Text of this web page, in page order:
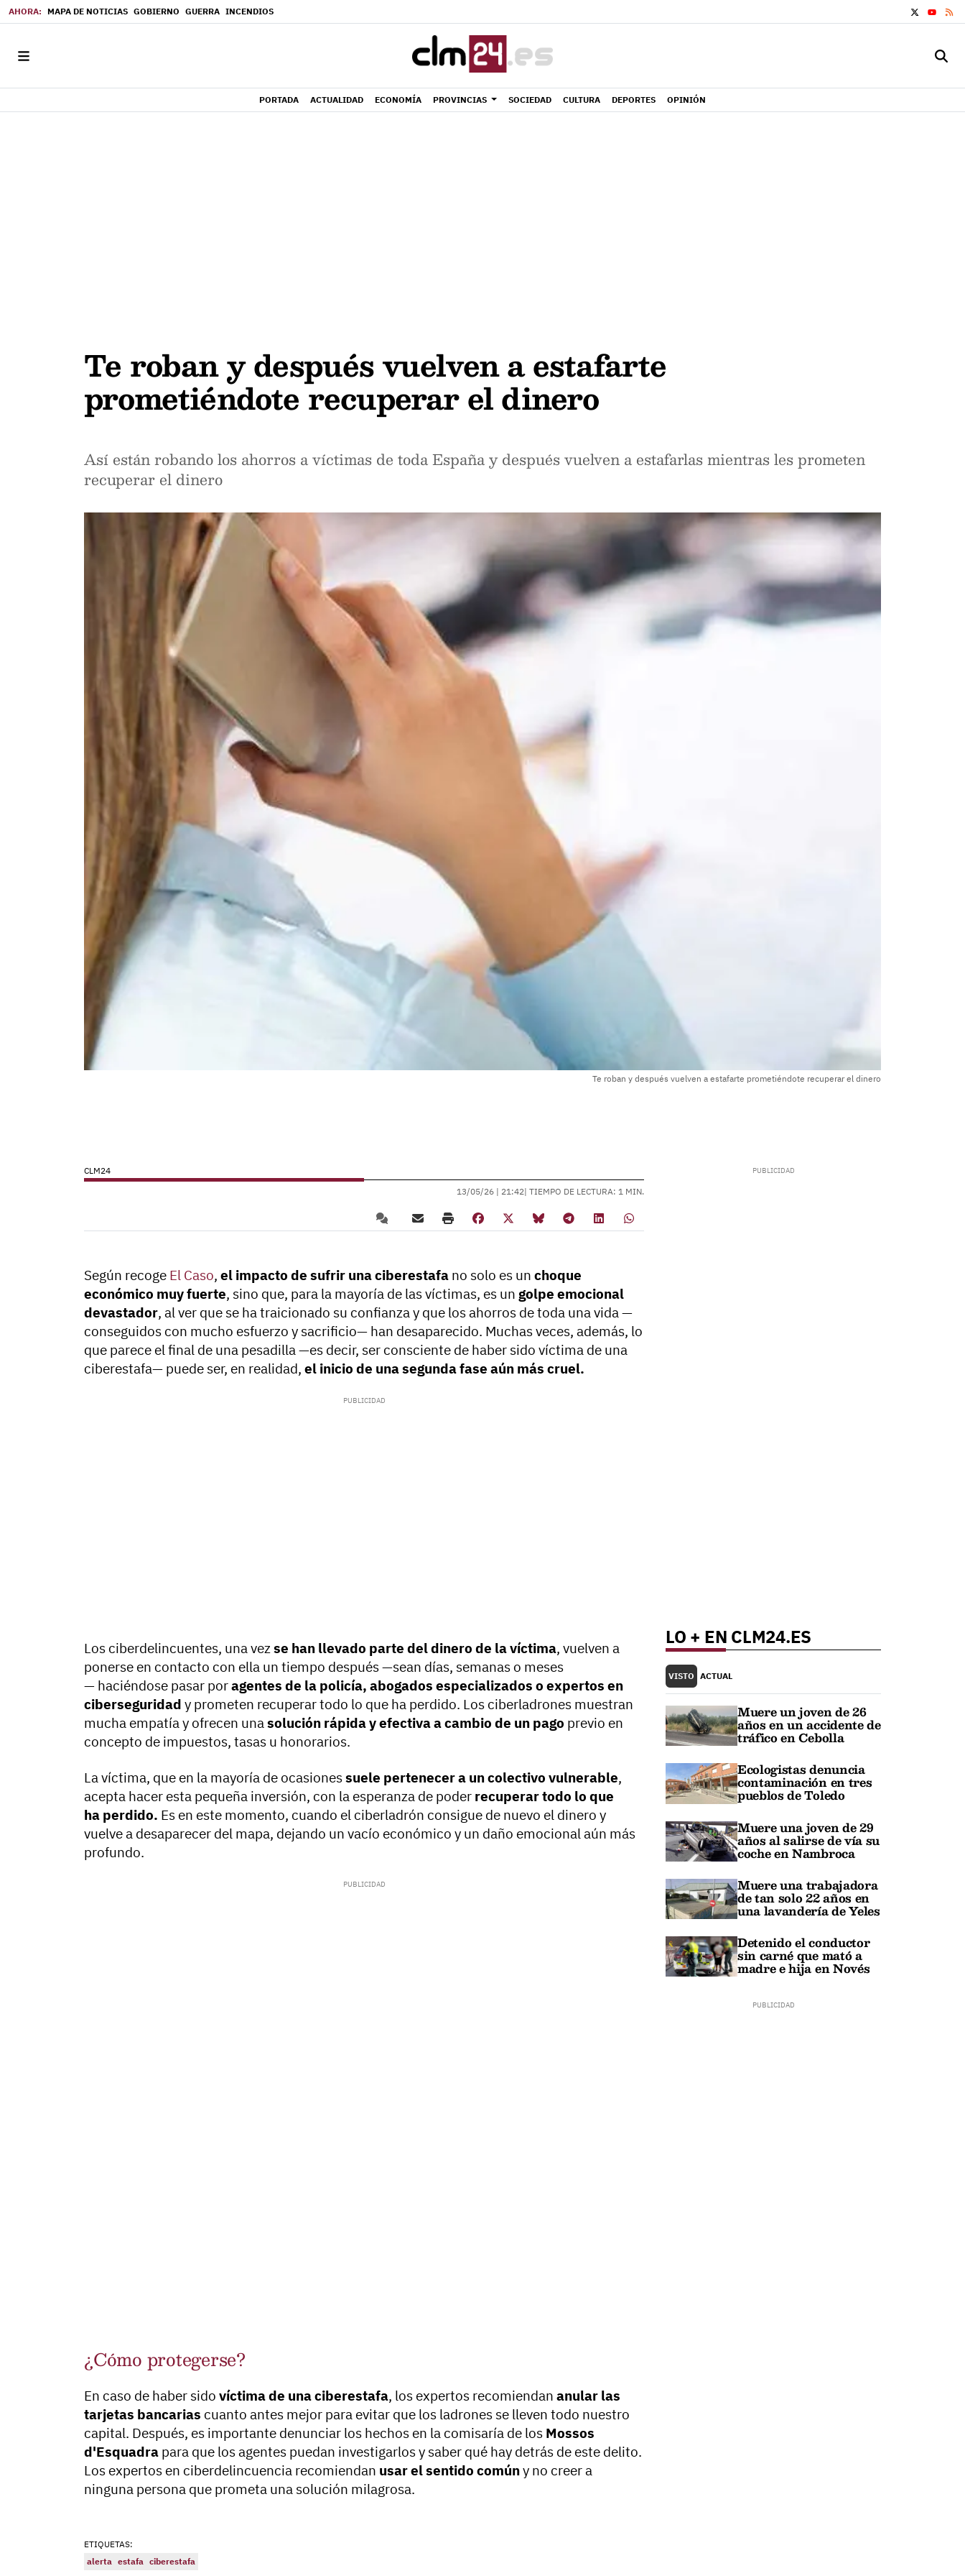
MAPA DE NOTICIAS GOBIERNO GUERRA INCENDIOS
YOUTUBE
PORTADA ACTUALIDAD ECONOMÍA PROVINCIAS SOCIEDAD CULTURA DEPORTES OPINIÓN
Te roban y después vuelven a estafarte
prometiéndote recuperar el dinero
Así están robando los ahorros a víctimas de toda España y después vuelven a estafarlas mientras les prometen
recuperar el dinero
Te roban y después vuelven a estafarte prometiéndote recuperar el dinero
CLM24
13/05/26 | 21:42| TIEMPO DE LECTURA: 1 MIN.
Según recoge El Caso, el impacto de sufrir una ciberestafa no solo es un choque
económico muy fuerte, sino que, para la mayoría de las víctimas, es un golpe emocional
devastador, al ver que se ha traicionado su confianza y que los ahorros de toda una vida —
conseguidos con mucho esfuerzo y sacrificio— han desaparecido. Muchas veces, además, lo
que parece el final de una pesadilla —es decir, ser consciente de haber sido víctima de una
ciberestafa— puede ser, en realidad, el inicio de una segunda fase aún más cruel.
Los ciberdelincuentes, una vezse han llevado parte del dinero de la víctima, vuelven a
ponerse en contacto con ella un tiempo después —sean días, semanas o meses
— haciéndose pasar poragentes de la policía, abogados especializados o expertos en
ciberseguridad y prometen recuperar todo lo que ha perdido. Los ciberladrones muestran
mucha empatía y ofrecen unasolución rápida y efectiva a cambio de un pago previo en
concepto de impuestos, tasas u honorarios.
La víctima, que en la mayoría de ocasionessuele pertenecer a un colectivo vulnerable,
acepta hacer esta pequeña inversión, con la esperanza de poder recuperar todo lo que
ha perdido. Es en este momento, cuando el ciberladrón consigue de nuevo el dinero y
vuelve a desaparecer del mapa, dejando un vacío económico y un daño emocional aún más
profundo.
¿Cómo protegerse?
En caso de haber sido víctima de una ciberestafa, los expertos recomiendan anular las
tarjetas bancarias cuanto antes mejor para evitar que los ladrones se lleven todo nuestro
capital. Después, es importante denunciar los hechos en la comisaría de los Mossos
d'Esquadra para que los agentes puedan investigarlos y saber qué hay detrás de este delito.
Los expertos en ciberdelincuencia recomiendan usar el sentido comúny no creer a
ninguna persona que prometa una solución milagrosa.
ETIQUETAS:
alerta estafa ciberestafa
LO + EN CLM24.ES
VISTO ACTUAL
Muere un joven de 26
años en un accidente de
tráfico en Cebolla
Ecologistas denuncia
contaminación en tres
pueblos de Toledo
Muere una joven de 29
años al salirse de vía su
coche en Nambroca
Muere una trabajadora
de tan solo 22 años en
una lavandería de Yeles
Detenido el conductor
sin carné que mató a
madre e hija en Novés